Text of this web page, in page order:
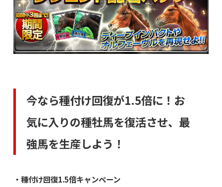
今なら種付け回復が1.5倍に！お
気に入りの種牡馬を復活させ、最
強馬を生産しよう！
・種付け回復1.5倍キャンペーン